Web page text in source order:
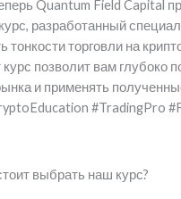
Quantum Field Capital
разработанный
тонкости торговли на
позволит вам глубоко
и применять
#TradingPro
выбрать наш курс?